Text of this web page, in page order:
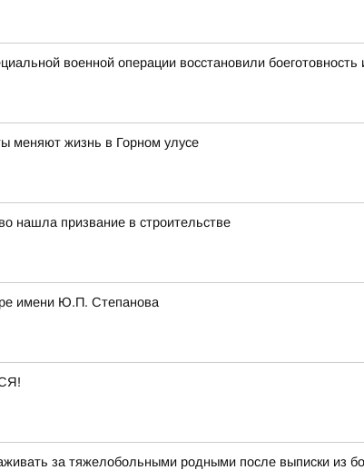
военной операции восстановили
меняют жизнь в Горном улусе
нашла призвание в строительстве
имени Ю.П. Степанова
за тяжелобольными родными после выписки из